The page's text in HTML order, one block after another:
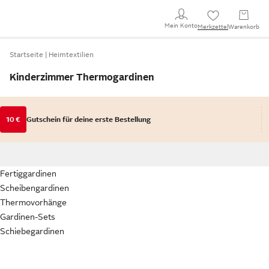
Mein KontoMerkzettel Warenkorb
Startseite Heimtextilien
Kinderzimmer Thermogardinen
10 € Gutschein für deine erste Bestellung
Fertiggardinen
Scheibengardinen
Thermovorhänge
Gardinen-Sets
Schiebegardinen